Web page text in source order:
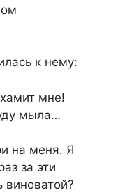
к нему:
мне!
мыла…
на меня. Я
за эти
виноватой?